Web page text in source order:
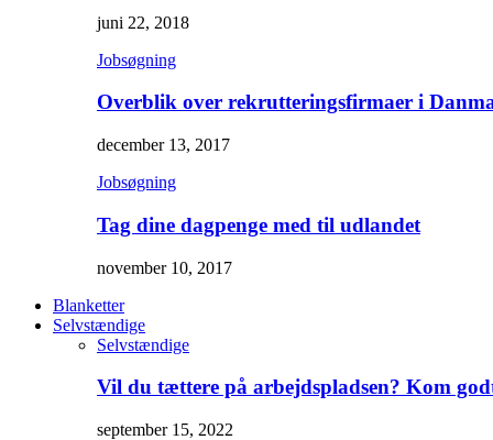
juni 22, 2018
Jobsøgning
Overblik over rekrutteringsfirmaer i
december 13, 2017
Jobsøgning
Tag dine dagpenge med til udlandet
november 10, 2017
Blanketter
Selvstændige
Selvstændige
Vil du tættere på arbejdspladsen? Kom
september 15, 2022